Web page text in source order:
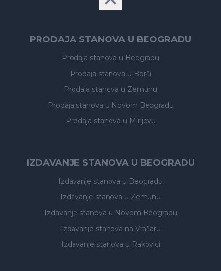
PRODAJA STANOVA U BEOGRADU
Prodaja stanova u Beogradu
Prodaja stanova u Borči
Prodaja stanova u Zemunu
Prodaja stanova u Novom Beogradu
Prodaja stanova u Mirijevu
IZDAVANJE STANOVA U BEOGRADU
Izdavanje stanova u Beogradu
Izdavanje stanova u Zemunu
Izdavanje stanova u Novom Beogradu
Izdavanje stanova na Vračaru
Izdavanje stanova u Rakovici